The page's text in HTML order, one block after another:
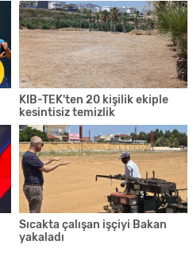
KIB-TEK'ten 20 kişilik ekiple
kesintisiz temizlik
Sıcakta çalışan işçiyi Bakan
yakaladı